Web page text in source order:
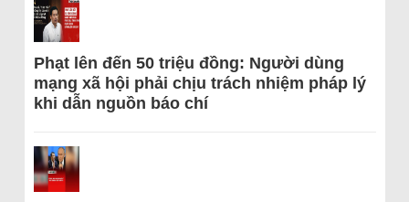
Phạt lên đến 50 triệu đồng: Người dùng
mạng xã hội phải chịu trách nhiệm pháp lý
khi dẫn nguồn báo chí